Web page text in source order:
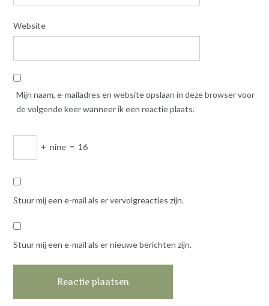
Website
Mijn naam, e-mailadres en website opslaan in deze browser voor
de volgende keer wanneer ik een reactie plaats.
+ nine = 16
Stuur mij een e-mail als er vervolgreacties zijn.
Stuur mij een e-mail als er nieuwe berichten zijn.